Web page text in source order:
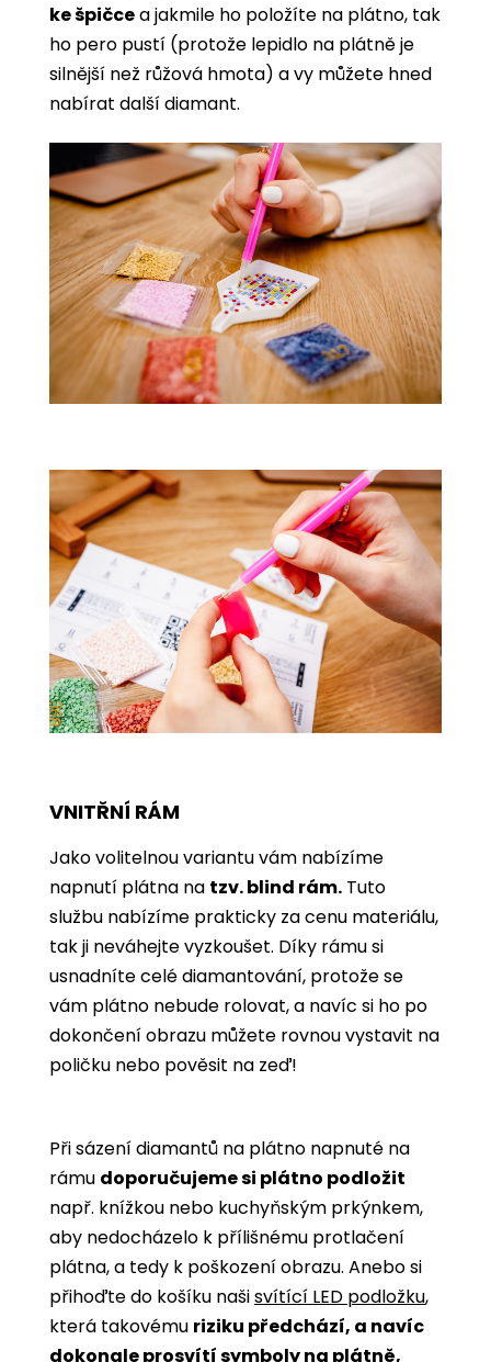
ke špičcea jakmile ho položíte na plátno, tak
ho pero pustí (protože lepidlo na plátně je
silnější než růžová hmota) a vy můžete hned
nabírat další diamant.
VNITŘNÍ RÁM
Jako volitelnou variantu vám nabízíme
napnutí plátna na tzv. blind rám. Tuto
službu nabízíme prakticky za cenu materiálu,
tak ji neváhejte vyzkoušet. Díky rámu si
usnadníte celé diamantování, protože se
vám plátno nebude rolovat, a navíc si ho po
dokončení obrazu můžete rovnou vystavit na
poličku nebo pověsit na zeď!
Při sázení diamantů na plátno napnuté na
rámu doporučujeme si plátno podložit
např. knížkou nebo kuchyňským prkýnkem,
aby nedocházelo k přílišnému protlačení
plátna, a tedy k poškození obrazu. Anebo si
přihoďte do košíku našisvítící LED podložku,
která takovému riziku předchází, a navíc
dokonale prosvítí symboly na plátně,